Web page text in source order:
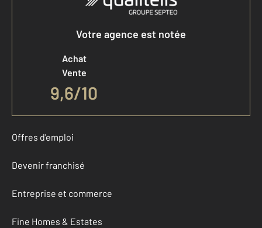
Votre agence est notée
Achat
Vente
9,6/10
Offres d'emploi
Devenir franchisé
Entreprise et commerce
Fine Homes & Estates